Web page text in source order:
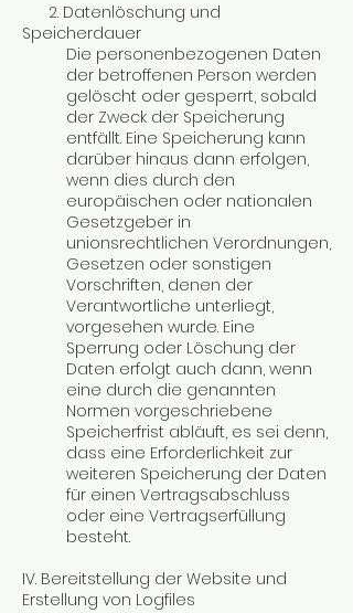
2. Datenlöschung und
Speicherdauer
Die personenbezogenen Daten
der betroffenen Person werden
gelöscht oder gesperrt, sobald
der Zweck der Speicherung
entfällt. Eine Speicherung kann
darüber hinaus dann erfolgen,
wenn dies durch den
europäischen oder nationalen
Gesetzgeber in
unionsrechtlichen Verordnungen,
Gesetzen oder sonstigen
Vorschriften, denen der
Verantwortliche unterliegt,
vorgesehen wurde. Eine
Sperrung oder Löschung der
Daten erfolgt auch dann, wenn
eine durch die genannten
Normen vorgeschriebene
Speicherfrist abläuft, es sei denn,
dass eine Erforderlichkeit zur
weiteren Speicherung der Daten
für einen Vertragsabschluss
oder eine Vertragserfüllung
besteht.
IV. Bereitstellung der Website und
Erstellung von Logfiles